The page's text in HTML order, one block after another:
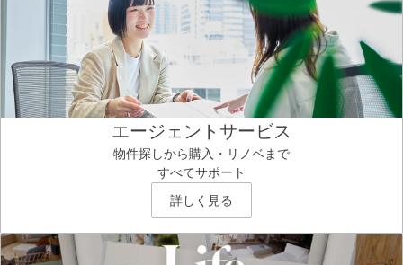
エージェントサービス
物件探しから購入・リノベまで
すべてサポート
詳しく見る